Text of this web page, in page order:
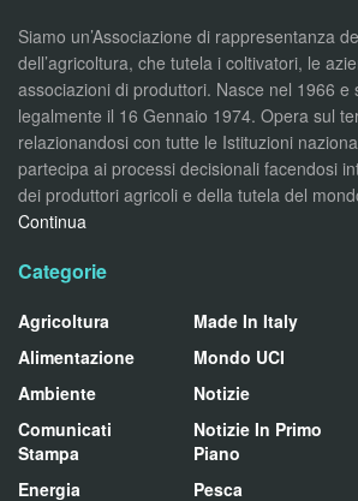
Siamo un’Associazione di rappresentanza
dell’agricoltura, che tutela i coltivatori, le
associazioni di produttori. Nasce nel 1966 e
legalmente il 16 Gennaio 1974. Opera sul
relazionandosi con tutte le Istituzioni
partecipa ai processi decisionali facendosi
dei produttori agricoli e della tutela del
Continua
Categorie
Agricoltura
Alimentazione
Ambiente
Comunicati
Stampa
Energia
Made In Italy
Mondo UCI
Notizie
Notizie In Primo
Piano
Pesca